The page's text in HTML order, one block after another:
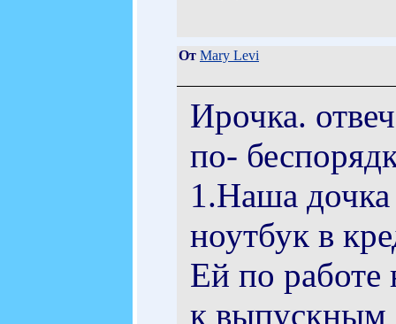
От Mary Levi
Ирочка.
по-
1.Наша дочка
ноутбук в
Ей по
к выпускным